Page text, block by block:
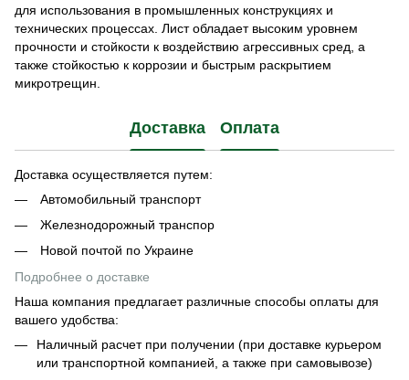
для использования в промышленных конструкциях и
технических процессах. Лист обладает высоким уровнем
прочности и стойкости к воздействию агрессивных сред, а
также стойкостью к коррозии и быстрым раскрытием
микротрещин.
Доставка Оплата
Доставка осуществляется путем:
Автомобильный транспорт
Железнодорожный транспор
Новой почтой по Украине
Подробнее о доставке
Наша компания предлагает различные способы оплаты для
вашего удобства:
Наличный расчет при получении (при доставке курьером
или транспортной компанией, а также при самовывозе)